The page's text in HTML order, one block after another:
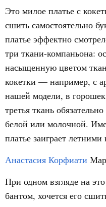
Это милое платье с
сшить самостоятельно
платье эффектно
три ткани-компаньона:
насыщенную цветом
кокетки — например, с
нашей модели, в
третья ткань
белой или молочной.
платье заиграет
Анастасия Корфиати
При одном взгляде на
бантом, хочется его